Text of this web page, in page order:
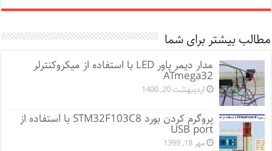
مطالب بیشتر برای شما
مدار دیمر پاور LED با استفاده از میکروکنترلر
ATmega32
اردیبهشت 20, 1400
پروگرم کردن بورد STM32F103C8 با استفاده از
USB port
مهر 18, 1399